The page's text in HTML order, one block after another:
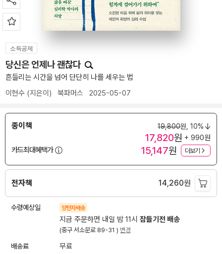
소득공제
당신은 언제나 괜찮다
흔들리는 시간을 넘어 단단히 나를 세우는 법
이현수 (지은이) 북파머스 2025-05-07
종이책 19,800원, 10%
17,820원 + 990원
카드최대혜택가
15,147원 더보기
전자책 14,260원
수령예상일 양탄자배송
지금 주문하면 내일 밤 11시 잠들기전 배송
(중구 서소문로 89-31 ) 변경
배송료 무료